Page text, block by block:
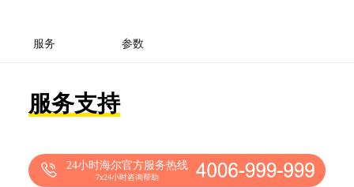
服务 参数
服务支持
24小时海尔官方服务热线
7x24小时咨询帮助